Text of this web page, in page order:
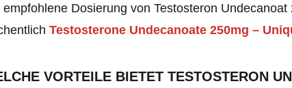
empfohlene Dosierung von Testosteron
Testosterone Undecanoate 250mg –
VORTEILE BIETET TESTOSTERON